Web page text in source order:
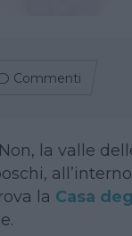
Commenti
la valle
la Casa